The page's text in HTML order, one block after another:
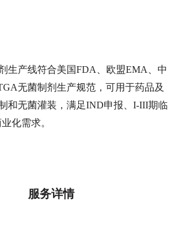
生产线符合美国FDA、欧盟EMA、中
无菌制剂生产规范，可用于药品及
和无菌灌装，满足IND申报、I-III期临
化需求。
服务详情